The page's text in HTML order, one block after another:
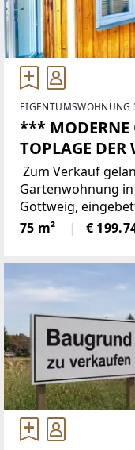
EIGENTUMSWOHNUNG
*** MODERNE
TOPLAGE
Zum Verkauf
Gartenwohnung
Göttweig,
Weinlandschaft
Minuten von
75 m² €